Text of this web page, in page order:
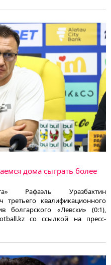
дома сыграть более
Рафаэль Уразбахтин
квалификационного
болгарского «Левски» (0:1),
со ссылкой на пресс-